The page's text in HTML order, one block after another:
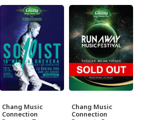
Chang Music
Connection
Chang Music
Connection